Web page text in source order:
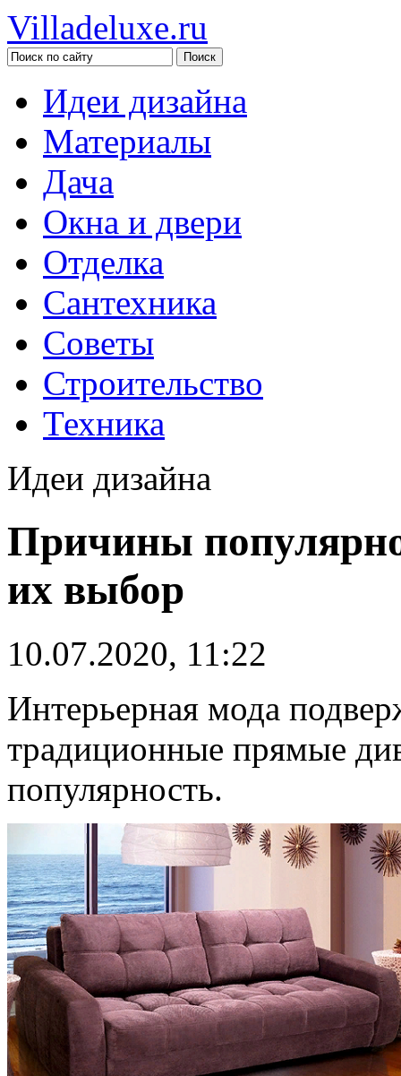
Villadeluxe.ru
Идеи дизайна
Материалы
Дача
Окна и двери
Отделка
Сантехника
Советы
Строительство
Техника
Идеи дизайна
Причины
их выбор
10.07.2020, 11:22
Интерьерная мода
традиционные прямые
популярность.